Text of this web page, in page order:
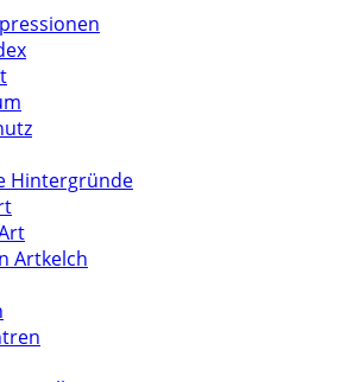
Hintergründe
Artkelch